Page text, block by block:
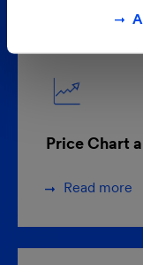
Price Chart
Read more